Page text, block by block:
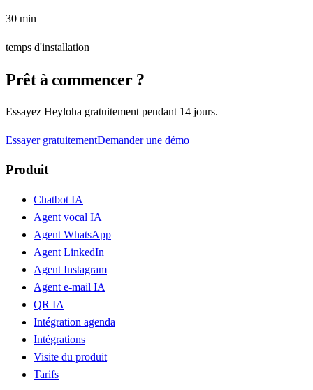
30 min
temps d'installation
Prêt à commencer ?
Essayez Heyloha gratuitement pendant 14 jours.
Essayer gratuitementDemander une démo
Produit
Chatbot IA
Agent vocal IA
Agent WhatsApp
Agent LinkedIn
Agent Instagram
Agent e-mail IA
QR IA
Intégration agenda
Intégrations
Visite du produit
Tarifs